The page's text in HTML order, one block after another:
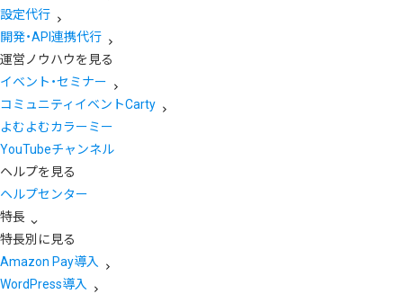
設定代行
開発・API連携代行
運営ノウハウを見る
イベント・セミナー
コミュニティイベントCarty
よむよむカラーミー
YouTubeチャンネル
ヘルプを見る
ヘルプセンター
特長
特長別に見る
Amazon Pay導入
WordPress導入